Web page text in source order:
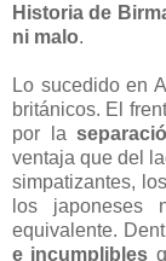
Historia de
ni malo.
Lo sucedido en
británicos. El
por la
ventaja que del
simpatizantes, los
los japoneses
equivalente.
e incumplibles